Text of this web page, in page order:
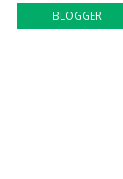
BLOGGER